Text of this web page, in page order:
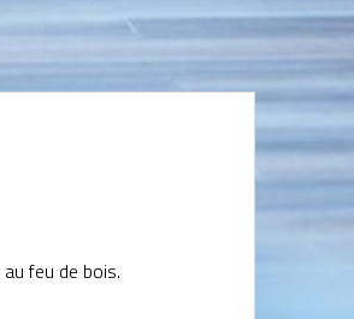
feu de bois.